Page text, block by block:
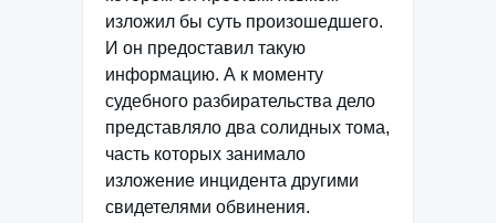
изложил бы суть произошедшего.
И он предоставил такую
информацию. А к моменту
судебного разбирательства дело
представляло два солидных тома,
часть которых занимало
изложение инцидента другими
свидетелями обвинения.